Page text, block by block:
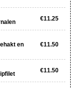
€11.25
en
€11.50
€11.50